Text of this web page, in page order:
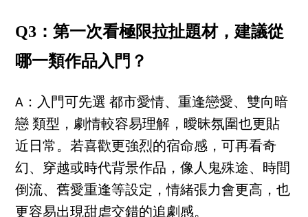
Q3：第一次看極限拉扯題材，建議從
哪一類作品入門？
A：入門可先選 都市愛情、重逢戀愛、雙向暗
戀 類型，劇情較容易理解，曖昧氛圍也更貼
近日常。若喜歡更強烈的宿命感，可再看奇
幻、穿越或時代背景作品，像人鬼殊途、時間
倒流、舊愛重逢等設定，情緒張力會更高，也
更容易出現甜虐交錯的追劇感。